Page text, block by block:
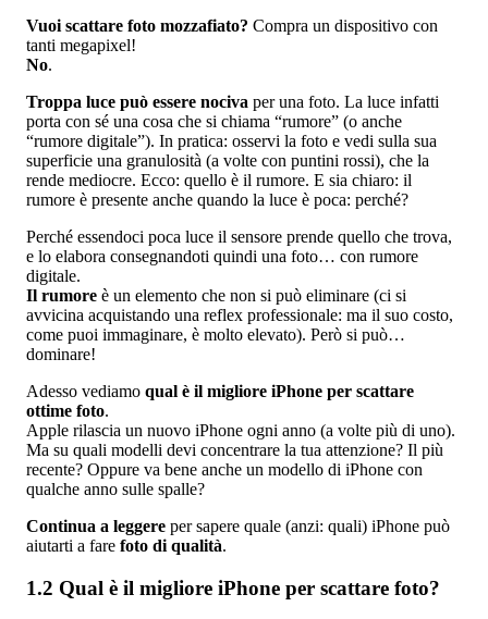
Vuoi scattare foto mozzafiato? Compra un dispositivo con
tanti megapixel!
No.
Troppa luce può essere nociva per una foto. La luce infatti
porta con sé una cosa che si chiama “rumore” (o anche
“rumore digitale”). In pratica: osservi la foto e vedi sulla sua
superficie una granulosità (a volte con puntini rossi), che la
rende mediocre. Ecco: quello è il rumore. E sia chiaro: il
rumore è presente anche quando la luce è poca: perché?
Perché essendoci poca luce il sensore prende quello che trova,
e lo elabora consegnandoti quindi una foto… con rumore
digitale.
Il rumore è un elemento che non si può eliminare (ci si
avvicina acquistando una reflex professionale: ma il suo costo,
come puoi immaginare, è molto elevato). Però si può…
dominare!
Adesso vediamo qual è il migliore iPhone per scattare
ottime foto.
Apple rilascia un nuovo iPhone ogni anno (a volte più di uno).
Ma su quali modelli devi concentrare la tua attenzione? Il più
recente? Oppure va bene anche un modello di iPhone con
qualche anno sulle spalle?
Continua a leggere per sapere quale (anzi: quali) iPhone può
aiutarti a fare foto di qualità.
1.2 Qual è il migliore iPhone per scattare foto?